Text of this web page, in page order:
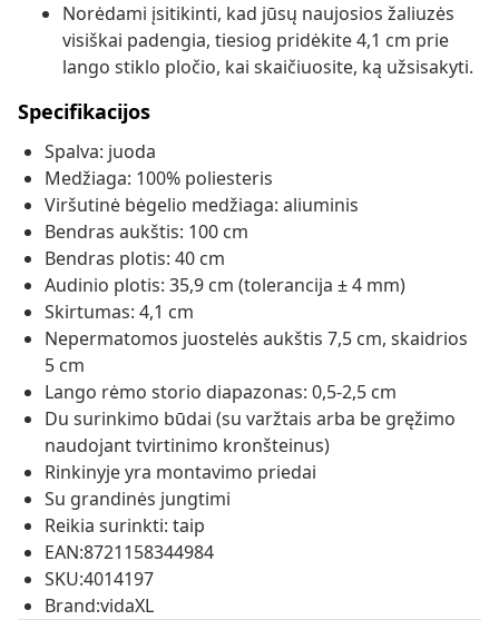
Norėdami įsitikinti, kad jūsų naujosios žaliuzės
visiškai padengia, tiesiog pridėkite 4,1 cm prie
lango stiklo pločio, kai skaičiuosite, ką užsisakyti.
Specifikacijos
Spalva: juoda
Medžiaga: 100% poliesteris
Viršutinė bėgelio medžiaga: aliuminis
Bendras aukštis: 100 cm
Bendras plotis: 40 cm
Audinio plotis: 35,9 cm (tolerancija ± 4 mm)
Skirtumas: 4,1 cm
Nepermatomos juostelės aukštis 7,5 cm, skaidrios
5 cm
Lango rėmo storio diapazonas: 0,5-2,5 cm
Du surinkimo būdai (su varžtais arba be gręžimo
naudojant tvirtinimo kronšteinus)
Rinkinyje yra montavimo priedai
Su grandinės jungtimi
Reikia surinkti: taip
EAN:8721158344984
SKU:4014197
Brand:vidaXL